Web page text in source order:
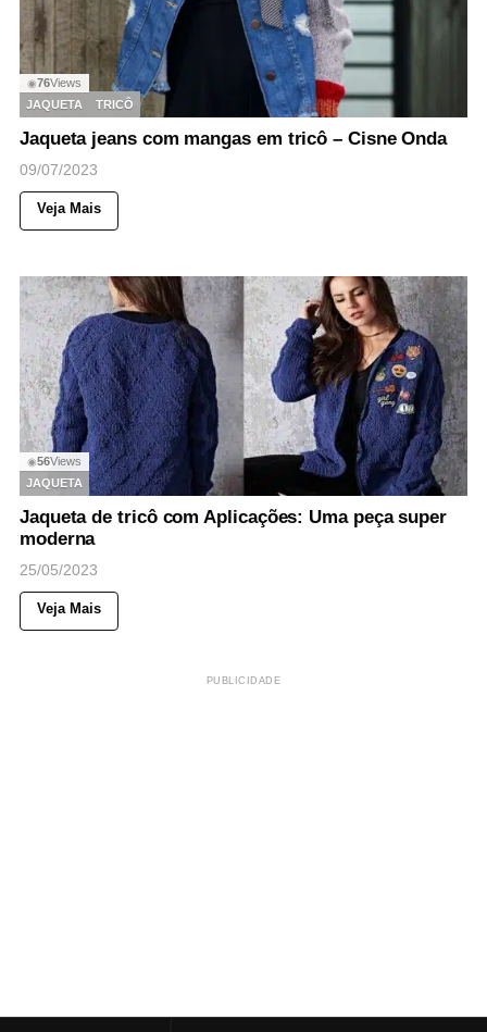
◉76Views
JAQUETA
TRICÔ
Jaqueta jeans com mangas em tricô – Cisne Onda
09/07/2023
Veja Mais
◉56Views
JAQUETA
Jaqueta de tricô com Aplicações: Uma peça super
moderna
25/05/2023
Veja Mais
PUBLICIDADE